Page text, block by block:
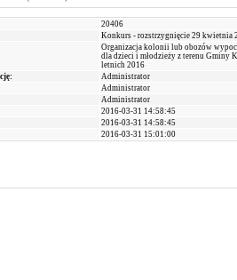
20406
Konkurs - rozstrzygnięcie 29 kwietnia
Organizacja kolonii lub obozów
dla dzieci i młodzieży z terenu Gminy
letnich 2016
Administrator
Administrator
Administrator
2016-03-31 14:58:45
2016-03-31 14:58:45
2016-03-31 15:01:00